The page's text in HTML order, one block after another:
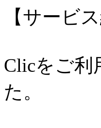
【サービ
Clicをご利
た。